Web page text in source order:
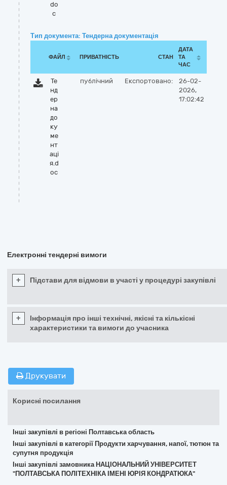
do
c
Тип документа: Тендерна документація
ФАЙЛ ПРИВАТНІСТЬ СТАН
ДАТА
ТА
ЧАС
Те
нд
ер
на
до
ку
ме
нт
аці
я.d
oc
публічний Експортовано:
26-02-
2026,
17:02:42
Електронні тендерні вимоги
+ Підстави для відмови в участі у процедурі закупівлі
+
Інформація про інші технічні, якісні та кількісні
характеристики та вимоги до учасника
Друкувати
Корисні посилання
Інші закупівлі в регіоні Полтавська область
Інші закупівлі в категорії Продукти харчування, напої, тютюн та
супутня продукція
Інші закупівлі замовника НАЦІОНАЛЬНИЙ УНІВЕРСИТЕТ
"ПОЛТАВСЬКА ПОЛІТЕХНІКА ІМЕНІ ЮРІЯ КОНДРАТЮКА"